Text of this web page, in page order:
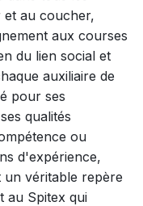
et au coucher,
aux courses
du lien social et
auxiliaire de
pour ses
qualités
ou
d'expérience,
un véritable repère
au Spitex qui